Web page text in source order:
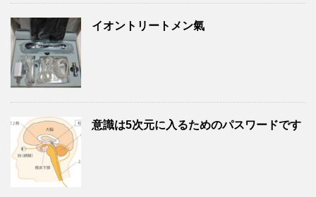
イオントリートメン氣
意識は5次元に入るためのパスワードです